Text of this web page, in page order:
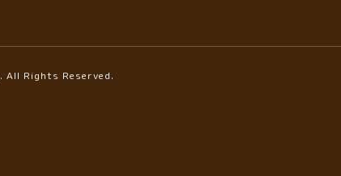
. All Rights Reserved.